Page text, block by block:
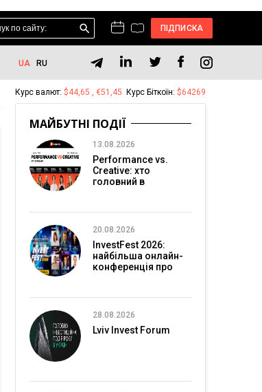
ПІДПИСКА
UA RU
Курс валют: $44,65 , €51,45 Курс Біткоїн: $64269
МАЙБУТНІ ПОДІЇ
13.08.2026
Performance vs.
Creative: хто
головний в
20.08.2026
InvestFest 2026:
найбільша онлайн-
конференція про
28.08.2026
Lviv Invest Forum